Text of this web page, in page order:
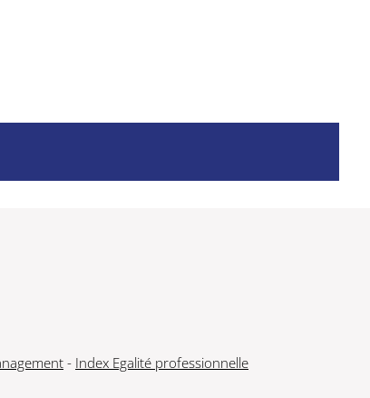
- Index Egalité professionnelle